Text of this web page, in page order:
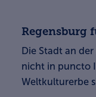
Regensburg
Die Stadt an
nicht in puncto
Weltkulturerbe